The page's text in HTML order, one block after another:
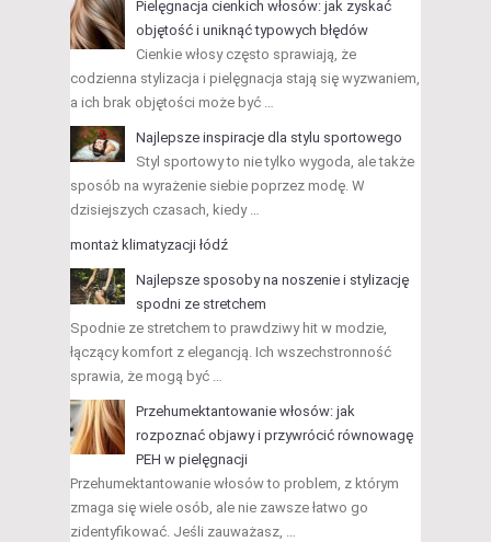
Pielęgnacja cienkich włosów: jak zyskać
objętość i uniknąć typowych błędów
Cienkie włosy często sprawiają, że
codzienna stylizacja i pielęgnacja stają się wyzwaniem,
a ich brak objętości może być …
Najlepsze inspiracje dla stylu sportowego
Styl sportowy to nie tylko wygoda, ale także
sposób na wyrażenie siebie poprzez modę. W
dzisiejszych czasach, kiedy …
montaż klimatyzacji łódź
Najlepsze sposoby na noszenie i stylizację
spodni ze stretchem
Spodnie ze stretchem to prawdziwy hit w modzie,
łączący komfort z elegancją. Ich wszechstronność
sprawia, że mogą być …
Przehumektantowanie włosów: jak
rozpoznać objawy i przywrócić równowagę
PEH w pielęgnacji
Przehumektantowanie włosów to problem, z którym
zmaga się wiele osób, ale nie zawsze łatwo go
zidentyfikować. Jeśli zauważasz, …